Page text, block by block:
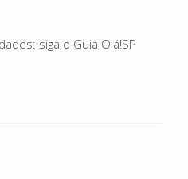
siga o Guia Olá!SP